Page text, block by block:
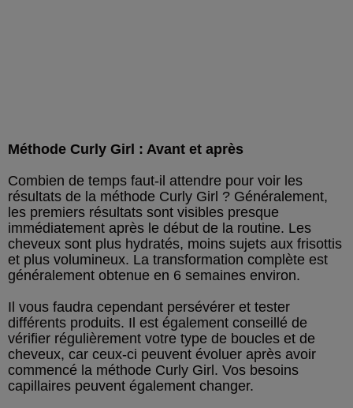
Méthode Curly Girl : Avant et après
Combien de temps faut-il attendre pour voir les
résultats de la méthode Curly Girl ? Généralement,
les premiers résultats sont visibles presque
immédiatement après le début de la routine. Les
cheveux sont plus hydratés, moins sujets aux frisottis
et plus volumineux. La transformation complète est
généralement obtenue en 6 semaines environ.
Il vous faudra cependant persévérer et tester
différents produits. Il est également conseillé de
vérifier régulièrement votre type de boucles et de
cheveux, car ceux-ci peuvent évoluer après avoir
commencé la méthode Curly Girl. Vos besoins
capillaires peuvent également changer.